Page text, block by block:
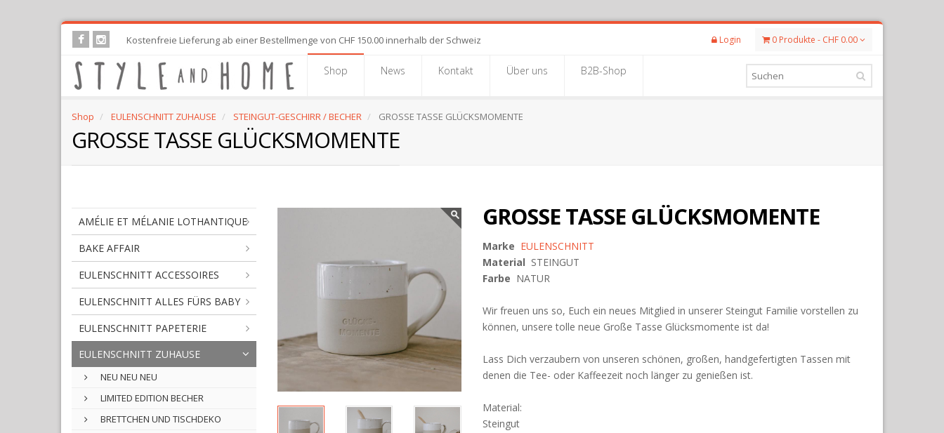
Skip
main
content
Kostenfreie Lieferung ab einer Bestellmenge von CHF 150.00 innerhalb der Schweiz Login 0 Produkte - CHF 0.00
Shop News Kontakt Über uns B2B-Shop
Shop EULENSCHNITT ZUHAUSE STEINGUT-GESCHIRR / BECHER GROSSE TASSE GLÜCKSMOMENTE
GROSSE TASSE GLÜCKSMOMENTE
AMÉLIE ET MÉLANIE LOTHANTIQUE
BAKE AFFAIR
EULENSCHNITT ACCESSOIRES
EULENSCHNITT ALLES FÜRS BABY
EULENSCHNITT PAPETERIE
EULENSCHNITT ZUHAUSE
NEU NEU NEU
LIMITED EDITION BECHER
BRETTCHEN UND TISCHDEKO
GROSSE TASSE GLÜCKSMOMENTE
Marke EULENSCHNITT
Material STEINGUT
Farbe NATUR
Wir freuen uns so, Euch ein neues Mitglied in unserer Steingut Familie vorstellen zu
können, unsere tolle neue Große Tasse Glücksmomente ist da!
Lass Dich verzaubern von unseren schönen, großen, handgefertigten Tassen mit
denen die Tee- oder Kaffeezeit noch länger zu genießen ist.
Material:
Steingut